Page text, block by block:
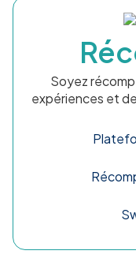
Soyez
expériences et